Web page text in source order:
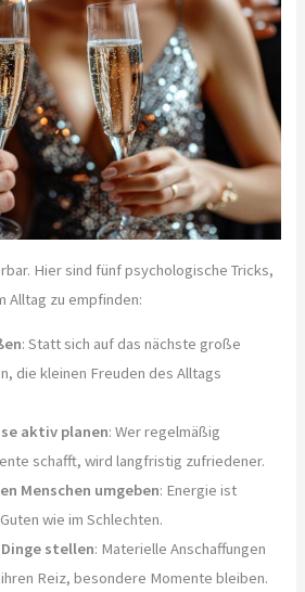
Hier sind fünf psychologische Tricks,
Alltag zu empfinden:
: Statt sich auf das nächste große
die kleinen Freuden des Alltags
aktiv planen: Wer regelmäßig
schafft, wird langfristig zufriedener.
Menschen umgeben: Energie ist
wie im Schlechten.
stellen: Materielle Anschaffungen
Reiz, besondere Momente bleiben.